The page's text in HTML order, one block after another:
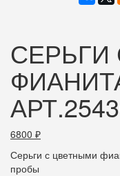
СЕРЬГИ
6800 ₽
Серьги с цветными
пробы